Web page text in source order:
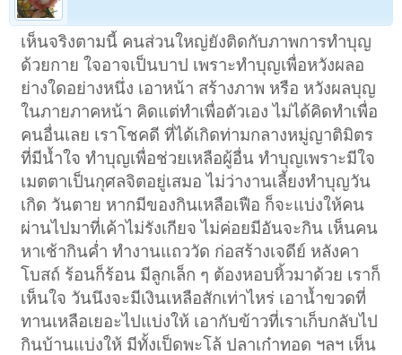
เห็นจริงตามนี้ คนส่วนใหญ่ยังติดกับภาพการทำบุญ
ด้วยกาย ใจอาจเป็นบาป เพราะทำบุญเพื่อหวังผลอ
ย่างใดอย่างหนึ่ง เอาหน้า สร้างภาพ หรือ หวังผลบุญ
ในภายภาคหน้า คิดแต่ทำเพื่อตัวเอง ไม่ได้คิดทำเพื่อ
คนอื่นเลย เราโชคดี ที่ได้เกิดท่ามกลางหมู่ญาติมิตร
ที่มีน้ำใจ ทำบุญเพื่อช่วยเหลือผู้อื่น ทำบุญเพราะมีใจ
เมตตาเป็นกุศลจิตอยู่เสมอ ไม่ว่างานเลี้ยงทำบุญวัน
เกิด วันตาย หากมีของกินเหลือเฟือ ก็จะแบ่งให้คน
ผ่านไปมาที่เค้าไม่รังเกียจ ไม่ค่อยมีอันจะกิน เห็นคน
หาเช้ากินค่ำ ทำงานแถววัด ก่อสร้างเจดีย์ หลังคา
โบสถ์ ร้อนก็ร้อน มีลูกเล็ก ๆ ต้องหอบหิ้วมาด้วย เราก็
เห็นใจ วันนึงจะมีเงินเหลือสักเท่าไหร่ เอาน้ำขวดที่
ทานเหลือเยอะไปแบ่งให้ เอากับข้าวที่เราเก็บกลับไป
กินบ้านแบ่งให้ มีทั้งเป็ดพะโล้ ปลาเก๋าทอด ฯลฯ เห็น